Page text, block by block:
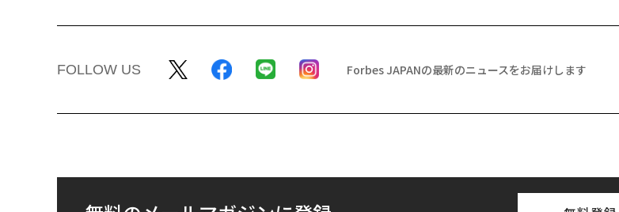
FOLLOW US Forbes JAPANの最新のニュースをお届けします